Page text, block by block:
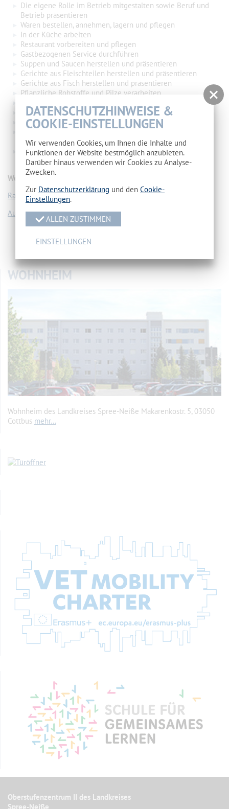
Die eigene Rolle im Betrieb mitgestalten sowie Beruf und
Betrieb präsentieren
Waren bestellen, annehmen, lagern und pflegen
In der Küche arbeiten
Restaurant vorbereiten und pflegen
Gastbezogenen Service durchführen
Suppen und Saucen herstellen und präsentieren
Gerichte aus Fleischteilen herstellen und präsentieren
Gerichte aus Fisch herstellen und präsentieren
Pflanzliche Rohstoffe und Pilze verarbeiten
Speiseeis und Backwaren herstellen und Desserts anrichten
Speisenangebote für Veranstaltungen gastorientiert planen
präsentieren
Eine Aktionswoche organisieren und betriebswirtschaftlich
beurteilen
Weitere Informationen finden Sie hier:
Rahmenlehrplan
Ausbildungsordnung
WOHNHEIM
Wohnheim des Landkreises Spree-Neiße Makarenkostr. 5, 03050
Cottbus mehr…
Oberstufenzentrum II des Landkreises
Spree-Neiße
DATENSCHUTZHINWEISE &
COOKIE-EINSTELLUNGEN
Wir verwenden Cookies, um Ihnen die Inhalte und
Funktionen der Website bestmöglich anzubieten.
Darüber hinaus verwenden wir Cookies zu Analyse-
Zwecken.
Zur Datenschutzerklärung und den Cookie-
Einstellungen.
ALLEN ZUSTIMMEN
EINSTELLUNGEN